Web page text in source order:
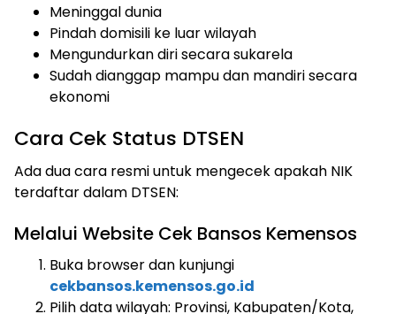
Meninggal dunia
Pindah domisili ke luar wilayah
Mengundurkan diri secara sukarela
Sudah dianggap mampu dan mandiri secara
ekonomi
Cara Cek Status DTSEN
Ada dua cara resmi untuk mengecek apakah NIK
terdaftar dalam DTSEN:
Melalui Website Cek Bansos Kemensos
Buka browser dan kunjungi
cekbansos.kemensos.go.id
Pilih data wilayah: Provinsi, Kabupaten/Kota,